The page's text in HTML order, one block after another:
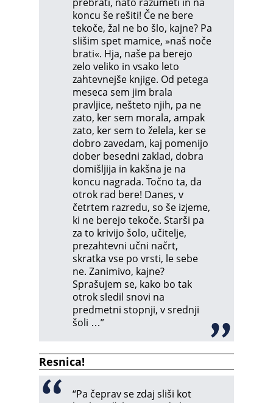
koncu še rešiti! Če ne bere
tekoče, žal ne bo šlo, kajne? Pa
slišim spet mamice, »naš noče
brati«. Hja, naše pa berejo
zelo veliko in vsako leto
zahtevnejše knjige. Od petega
meseca sem jim brala
pravljice, nešteto njih, pa ne
zato, ker sem morala, ampak
zato, ker sem to želela, ker se
dobro zavedam, kaj pomenijo
dober besedni zaklad, dobra
domišljija in kakšna je na
koncu nagrada. Točno ta, da
otrok rad bere! Danes, v
četrtem razredu, so še izjeme,
ki ne berejo tekoče. Starši pa
za to krivijo šolo, učitelje,
prezahtevni učni načrt,
skratka vse po vrsti, le sebe
ne. Zanimivo, kajne?
Sprašujem se, kako bo tak
otrok sledil snovi na
predmetni stopnji, v srednji
šoli …”
Resnica!
“Pa čeprav se zdaj sliši kot